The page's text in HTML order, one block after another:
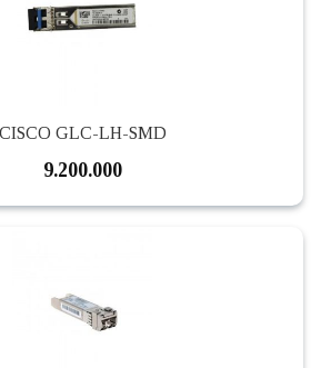
CISCO GLC-LH-SMD
9.200.000